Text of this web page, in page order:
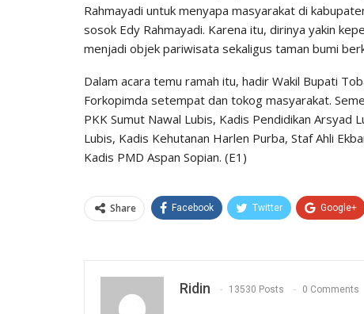
Rahmayadi untuk menyapa masyarakat di
sosok Edy Rahmayadi. Karena itu, dirinya yakin
menjadi objek pariwisata sekaligus taman bumi
Dalam acara temu ramah itu, hadir Wakil Bupati
Forkopimda setempat dan tokog masyarakat.
PKK Sumut Nawal Lubis, Kadis Pendidikan Arsyad
Lubis, Kadis Kehutanan Harlen Purba, Staf Ahli
Kadis PMD Aspan Sopian. (E1)
Share Facebook Twitter Google+
Ridin 13530 Posts 0 Comments